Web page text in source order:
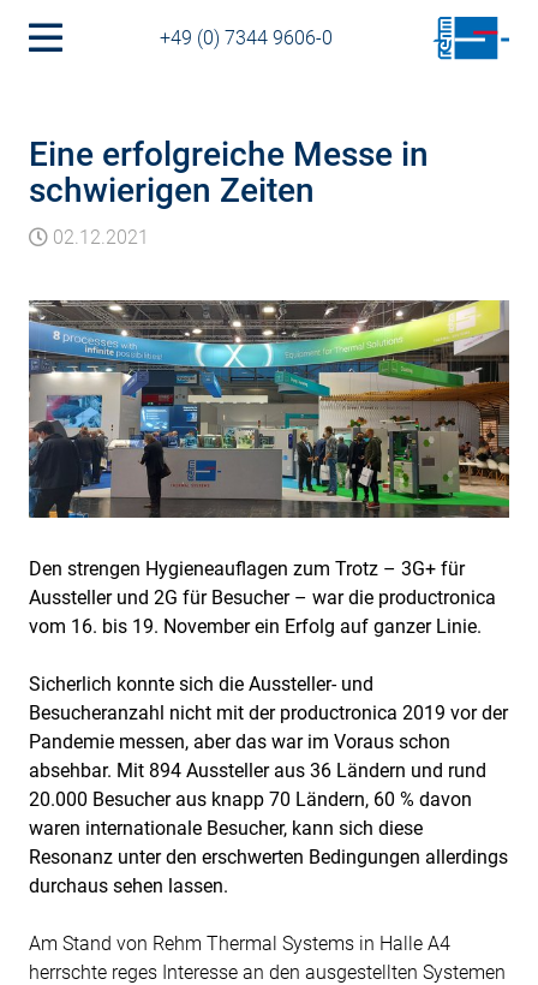
+49 (0) 7344 9606-0
Eine erfolgreiche Messe in
schwierigen Zeiten
02.12.2021
Den strengen Hygieneauflagen zum Trotz – 3G+ für
Aussteller und 2G für Besucher – war die productronica
vom 16. bis 19. November ein Erfolg auf ganzer Linie.
Sicherlich konnte sich die Aussteller- und
Besucheranzahl nicht mit der productronica 2019 vor der
Pandemie messen, aber das war im Voraus schon
absehbar. Mit 894 Aussteller aus 36 Ländern und rund
20.000 Besucher aus knapp 70 Ländern, 60 % davon
waren internationale Besucher, kann sich diese
Resonanz unter den erschwerten Bedingungen allerdings
durchaus sehen lassen.
Am Stand von Rehm Thermal Systems in Halle A4
herrschte reges Interesse an den ausgestellten Systemen